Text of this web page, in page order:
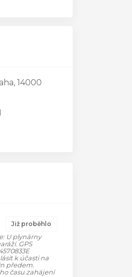
14000
Již proběhlo
U plynárny
GPS
k účasti na
předem.
času zahájení